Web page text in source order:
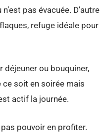
pas évacuée. D’autre
refuge idéale pour
déjeuner ou bouquiner,
soit en soirée mais
actif la journée.
pouvoir en profiter.